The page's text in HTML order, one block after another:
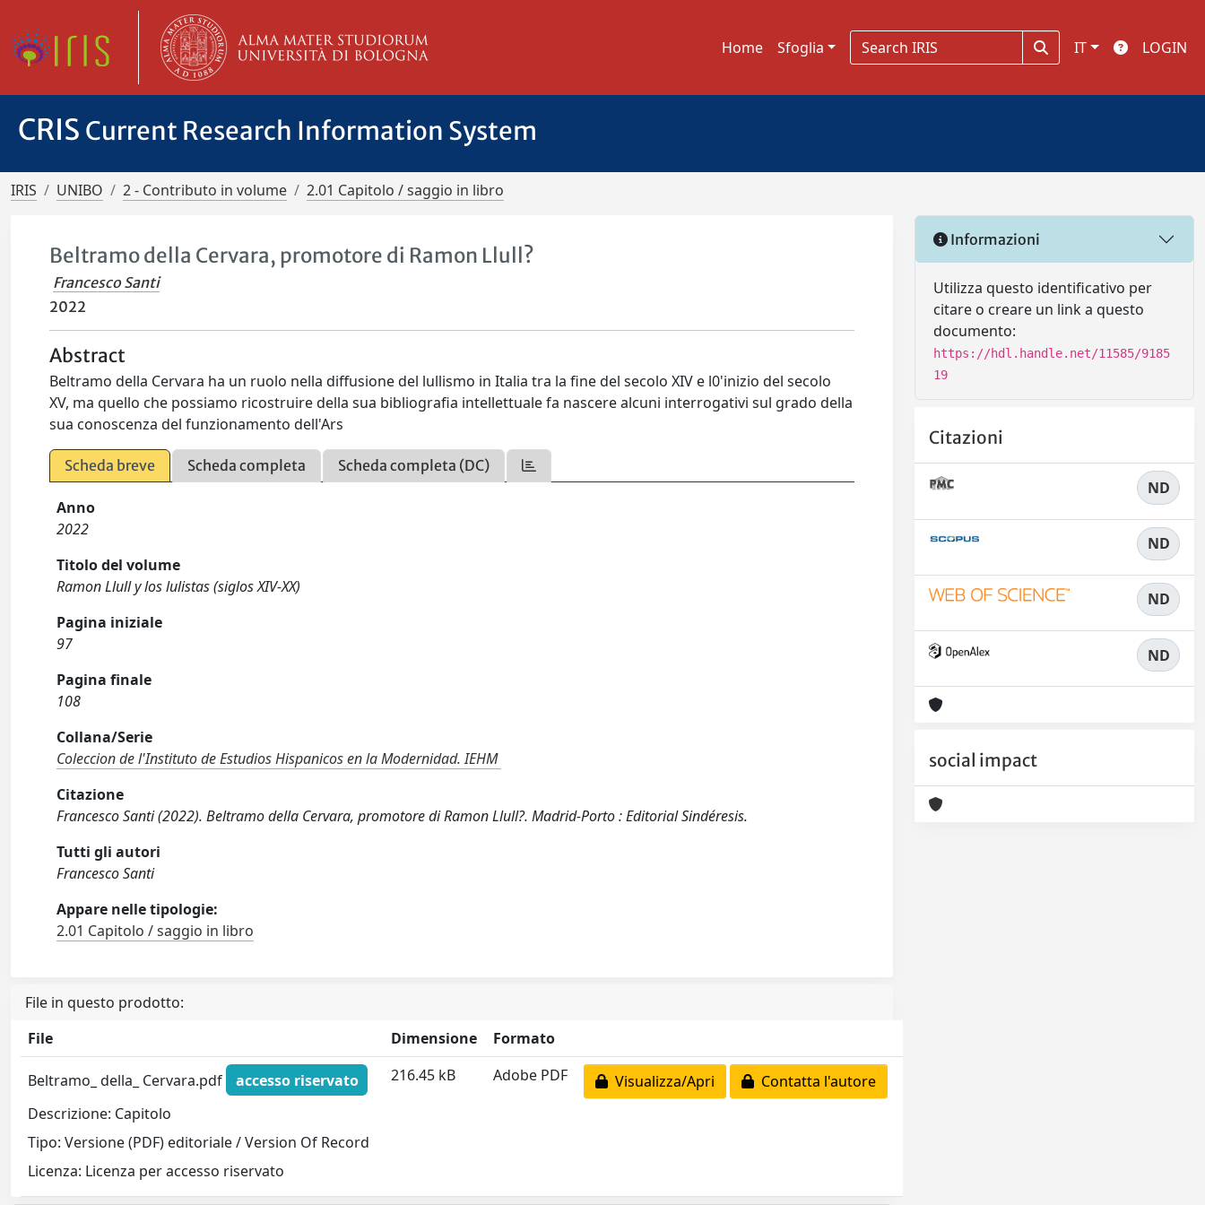
Home Sfoglia IT LOGIN
CRIS Current Research Information System
IRIS UNIBO 2 - Contributo in volume 2.01 Capitolo / saggio in libro
Beltramo della Cervara, promotore di Ramon Llull?
Francesco Santi
2022
Abstract
Beltramo della Cervara ha un ruolo nella diffusione del lullismo in Italia tra la fine del secolo XIV e l0'inizio del secolo
XV, ma quello che possiamo ricostruire della sua bibliografia intellettuale fa nascere alcuni interrogativi sul grado della
sua conoscenza del funzionamento dell'Ars
Scheda breve Scheda completa Scheda completa (DC)
Anno
2022
Titolo del volume
Ramon Llull y los lulistas (siglos XIV-XX)
Pagina iniziale
97
Pagina finale
108
Collana/Serie
Coleccion de l'Instituto de Estudios Hispanicos en la Modernidad. IEHM
Citazione
Francesco Santi (2022). Beltramo della Cervara, promotore di Ramon Llull?. Madrid-Porto : Editorial Sindéresis.
Tutti gli autori
Francesco Santi
Appare nelle tipologie:
2.01 Capitolo / saggio in libro
File in questo prodotto:
File
Dimensione Formato
Beltramo_ della_ Cervara.pdf
accesso riservato
Descrizione: Capitolo
Tipo: Versione (PDF) editoriale / Version Of Record
Licenza: Licenza per accesso riservato
216.45 kB Adobe PDF Visualizza/Apri Contatta l'autore
Informazioni
Utilizza questo identificativo per
citare o creare un link a questo
documento:
https://hdl.handle.net/11585/9185
19
Citazioni
ND
ND
ND
ND
social impact